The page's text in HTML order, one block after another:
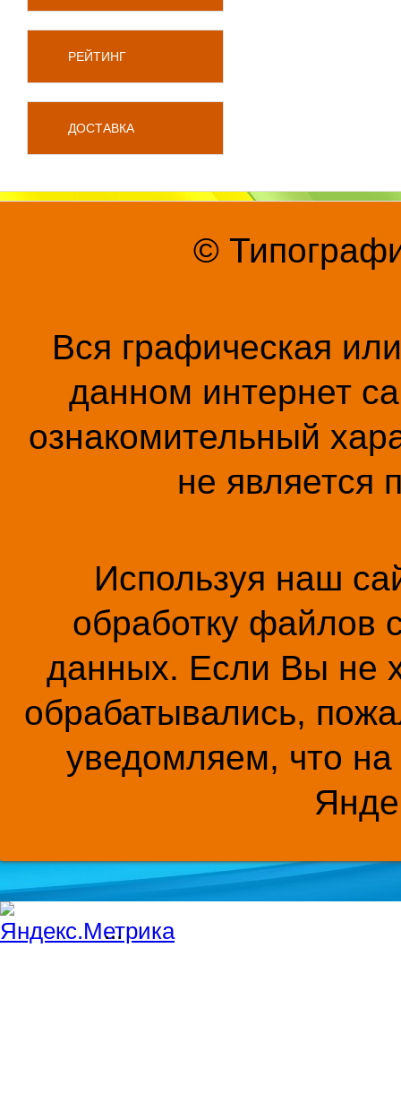
РЕЙТИНГ
ДОСТАВКА
©
Вся графическая
данном интернет
ознакомительный
не является
Используя наш
обработку файлов
данных. Если Вы не
обрабатывались,
уведомляем, что на
...